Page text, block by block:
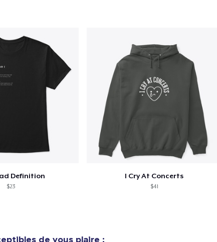
Definition
$23
I Cry At Concerts
$41
de vous plaire :
Crewneck Sweatshirt
3600 | Premium Ring-Spun Cotton T-Shirt